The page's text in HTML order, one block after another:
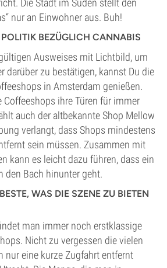
Die Stadt im Süden stellt den
nur an Einwohner aus. Buh!
BEZÜGLICH CANNABIS
Ausweises mit Lichtbild, um
darüber zu bestätigen, kannst Du die
in Amsterdam genießen.
Coffeeshops ihre Türen für immer
auch der altbekannte Shop Mellow
verlangt, dass Shops mindestens
sein müssen. Zusammen mit
kann es leicht dazu führen, dass ein
den Bach hinunter geht.
WAS DIE SZENE ZU BIETEN
man immer noch erstklassige
Nicht zu vergessen die vielen
nur eine kurze Zugfahrt entfernt